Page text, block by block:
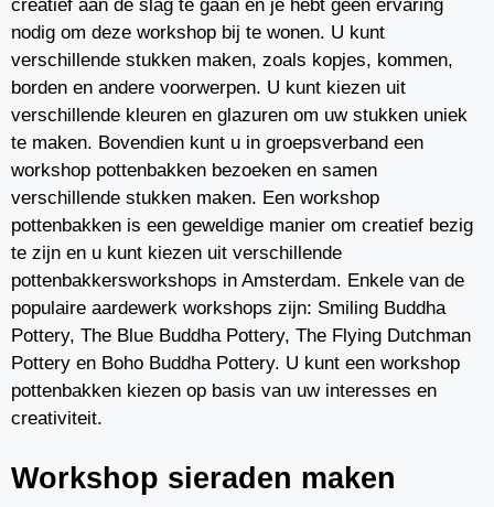
creatief aan de slag te gaan en je hebt geen ervaring
nodig om deze workshop bij te wonen. U kunt
verschillende stukken maken, zoals kopjes, kommen,
borden en andere voorwerpen. U kunt kiezen uit
verschillende kleuren en glazuren om uw stukken uniek
te maken. Bovendien kunt u in groepsverband een
workshop pottenbakken bezoeken en samen
verschillende stukken maken. Een workshop
pottenbakken is een geweldige manier om creatief bezig
te zijn en u kunt kiezen uit verschillende
pottenbakkersworkshops in Amsterdam. Enkele van de
populaire aardewerk workshops zijn: Smiling Buddha
Pottery, The Blue Buddha Pottery, The Flying Dutchman
Pottery en Boho Buddha Pottery. U kunt een workshop
pottenbakken kiezen op basis van uw interesses en
creativiteit.
Workshop sieraden maken